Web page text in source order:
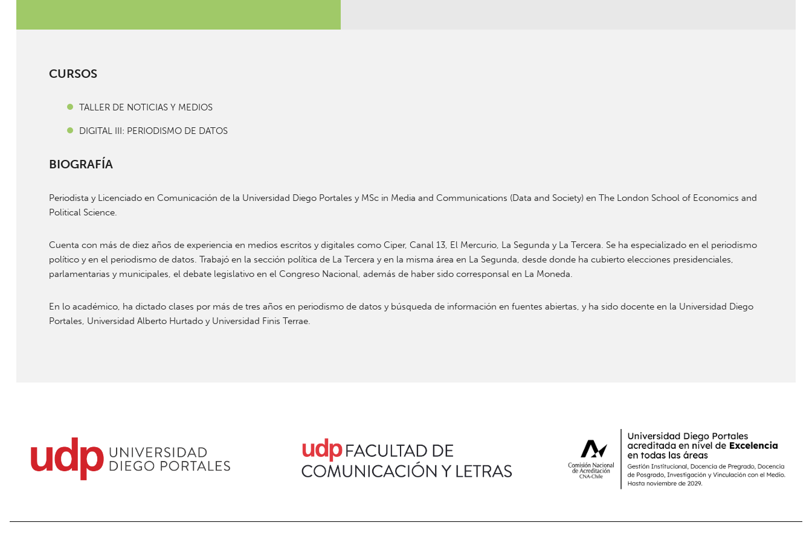
CURSOS
TALLER DE NOTICIAS Y MEDIOS
DIGITAL III: PERIODISMO DE DATOS
BIOGRAFÍA
Periodista y Licenciado en Comunicación de la Universidad Diego Portales y MSc in Media and Communications (Data and Society) en The London School of Economics and
Political Science.
Cuenta con más de diez años de experiencia en medios escritos y digitales como Ciper, Canal 13, El Mercurio, La Segunda y La Tercera. Se ha especializado en el periodismo
político y en el periodismo de datos. Trabajó en la sección política de La Tercera y en la misma área en La Segunda, desde donde ha cubierto elecciones presidenciales,
parlamentarias y municipales, el debate legislativo en el Congreso Nacional, además de haber sido corresponsal en La Moneda.
En lo académico, ha dictado clases por más de tres años en periodismo de datos y búsqueda de información en fuentes abiertas, y ha sido docente en la Universidad Diego
Portales, Universidad Alberto Hurtado y Universidad Finis Terrae.